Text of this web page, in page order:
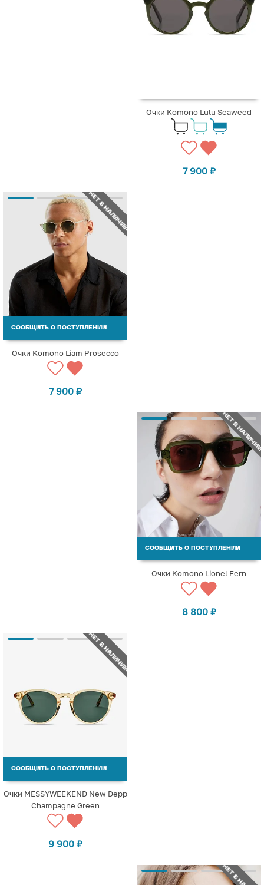
Очки Komono Lulu Seaweed
7 900 ₽
НЕТ В НАЛИЧИИ
СООБЩИТЬ О ПОСТУПЛЕНИИ
Очки Komono Liam Prosecco
7 900 ₽
НЕТ В НАЛИЧИИ
СООБЩИТЬ О ПОСТУПЛЕНИИ
Очки Komono Lionel Fern
8 800 ₽
НЕТ В НАЛИЧИИ
СООБЩИТЬ О ПОСТУПЛЕНИИ
Очки MESSYWEEKEND New Depp
Champagne Green
9 900 ₽